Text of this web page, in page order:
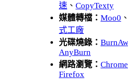
速 、 CopyTexty
媒體轉檔： Moo0 、
式工廠
光碟燒錄：
AnyBurn
網路瀏覽： Chrome
Firefox